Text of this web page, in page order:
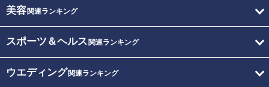
美容関連ランキング
スポーツ＆ヘルス 関連ランキング
ウエディング関連ランキング